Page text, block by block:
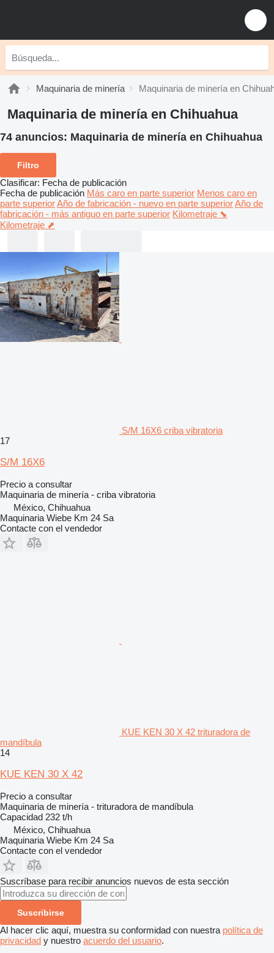
Maquinaria de minería Maquinaria de minería en
Maquinaria de minería en Chihuahua
74 anuncios: Maquinaria de minería en Chihuahua
Filtro
Clasificar: Fecha de publicación
Fecha de publicación Más caro en parte superior Menos caro en
parte superiorAño de fabricación - nuevo en parte superiorAño de
fabricación - más antiguo en parte superior Kilometraje ⬊
Kilometraje ⬈
S/M 16X6 criba vibratoria
17
S/M 16X6
Precio a consultar
Maquinaria de minería - criba vibratoria
México, Chihuahua
Maquinaria Wiebe Km 24 Sa
Contacte con el vendedor
KUE KEN 30 X 42 trituradora de
mandíbula
14
KUE KEN 30 X 42
Precio a consultar
Maquinaria de minería - trituradora de mandíbula
Capacidad 232 t/h
México, Chihuahua
Maquinaria Wiebe Km 24 Sa
Contacte con el vendedor
Suscríbase para recibir anuncios nuevos de esta sección
Suscribirse
Al hacer clic aquí, muestra su conformidad con nuestra política de
privacidad y nuestro acuerdo del usuario.